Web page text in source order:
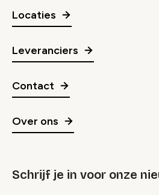
Locaties
Leveranciers
Contact
Over ons
Schrijf je in voor onze